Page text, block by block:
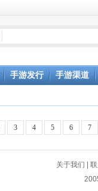
手游发行 手游渠道
3 4 5 6 7
关于我们